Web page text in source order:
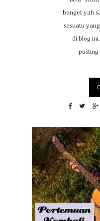
banget yah
sesuatu
di blog
posting